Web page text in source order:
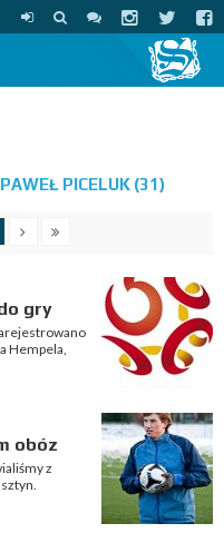
PICELUK (31)
gry
Hempela,
obóz
z